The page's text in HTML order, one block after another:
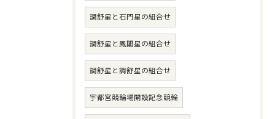
調舒星と石門星の組合せ
調舒星と鳳閣星の組合せ
調舒星と調舒星の組合せ
宇都宮競輪場開設記念競輪